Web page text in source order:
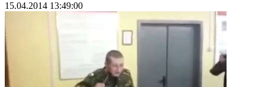
15.04.2014 13:49:00